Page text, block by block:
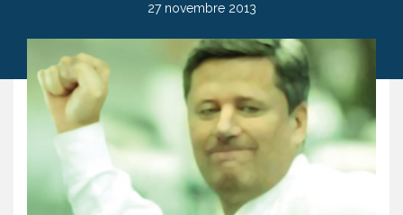
27 novembre 2013